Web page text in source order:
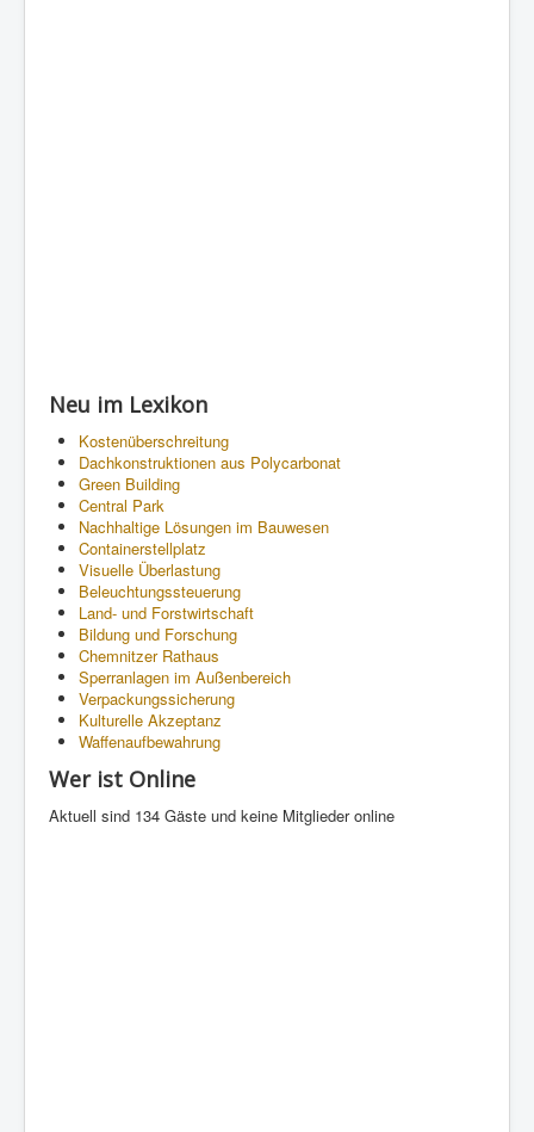
Neu im Lexikon
Kostenüberschreitung
Dachkonstruktionen aus Polycarbonat
Green Building
Central Park
Nachhaltige Lösungen im Bauwesen
Containerstellplatz
Visuelle Überlastung
Beleuchtungssteuerung
Land- und Forstwirtschaft
Bildung und Forschung
Chemnitzer Rathaus
Sperranlagen im Außenbereich
Verpackungssicherung
Kulturelle Akzeptanz
Waffenaufbewahrung
Wer ist Online
Aktuell sind 134 Gäste und keine Mitglieder online